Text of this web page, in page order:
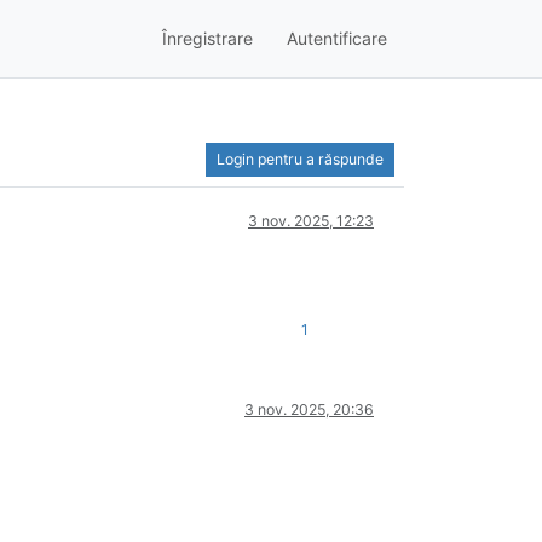
Înregistrare Autentificare
Login pentru a răspunde
3 nov. 2025, 12:23
1
3 nov. 2025, 20:36